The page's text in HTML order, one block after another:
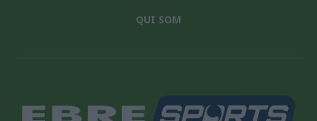
QUI SOM